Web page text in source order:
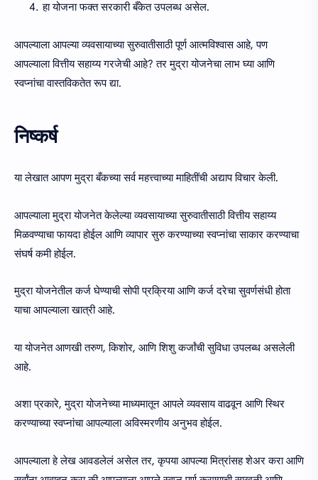
हा योजना फक्त सरकारी बँकेत उपलब्ध असेल.
आपल्याला आपल्या व्यवसायाच्या सुरुवातीसाठी पूर्ण आत्मविश्वास आहे, पण
आपल्याला वित्तीय सहाय्य गरजेची आहे? तर मुद्रा योजनेचा लाभ घ्या आणि
स्वप्नांचा वास्तविकतेत रूप द्या.
निष्कर्ष
या लेखात आपण मुद्रा बँकच्या सर्व महत्त्वाच्या माहितींची अद्याप विचार केली.
आपल्याला मुद्रा योजनेत केलेल्या व्यवसायाच्या सुरुवातीसाठी वित्तीय सहाय्य
मिळवण्याचा फायदा होईल आणि व्यापार सुरु करण्याच्या स्वप्नांचा साकार करण्याचा
संघर्ष कमी होईल.
मुद्रा योजनेतील कर्ज घेण्याची सोपी प्रक्रिया आणि कर्ज दरेचा सुवर्णसंधी होता
याचा आपल्याला खात्री आहे.
या योजनेत आणखी तरुण, किशोर, आणि शिशु कर्जांची सुविधा उपलब्ध असलेली
आहे.
अशा प्रकारे, मुद्रा योजनेच्या माध्यमातून आपले व्यवसाय वाढवून आणि स्थिर
करण्याच्या स्वप्नांचा आपल्याला अविस्मरणीय अनुभव होईल.
आपल्याला हे लेख आवडलेलं असेल तर, कृपया आपल्या मित्रांसह शेअर करा आणि